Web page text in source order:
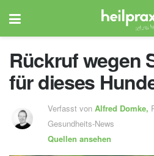
Rückruf wegen
für dieses
Verfasst von Alfred Domke,
Gesundheits-News
Quellen ansehen